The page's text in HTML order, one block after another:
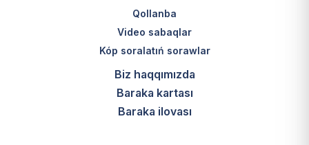
Qollanba
Video sabaqlar
Kóp soralatıń sorawlar
Biz haqqımızda
Baraka kartası
Baraka ilovası